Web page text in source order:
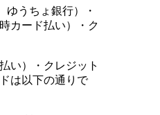
ゆうちょ銀行）・
カード払い）・ク
い）・クレジット
は以下の通りで